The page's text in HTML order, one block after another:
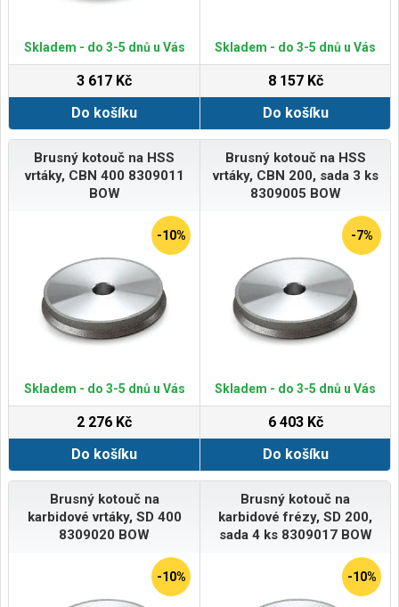
Skladem - do 3-5 dnů u Vás
3 617 Kč
Do košíku
Skladem - do 3-5 dnů u Vás
8 157 Kč
Do košíku
Brusný kotouč na HSS
vrtáky, CBN 400 8309011
BOW
-10%
Skladem - do 3-5 dnů u Vás
2 276 Kč
Do košíku
Brusný kotouč na HSS
vrtáky, CBN 200, sada 3 ks
8309005 BOW
-7%
Skladem - do 3-5 dnů u Vás
6 403 Kč
Do košíku
Brusný kotouč na
karbidové vrtáky, SD 400
8309020 BOW
-10%
Brusný kotouč na
karbidové frézy, SD 200,
sada 4 ks 8309017 BOW
-10%